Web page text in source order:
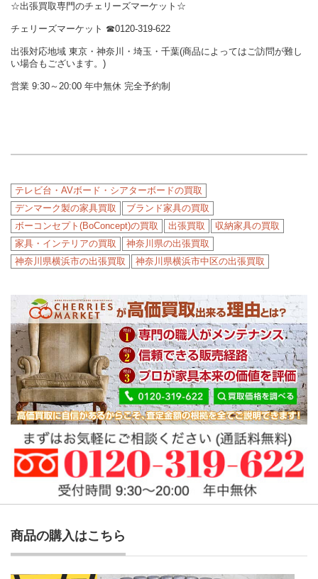
☆出張買取専門のチェリーズマーケット☆
チェリーズマーケット ☎︎0120-319-622
出張対応地域 東京・神奈川・埼玉・千葉(商品によってはご訪問が難し
い場合もございます。)
営業 9:30～20:00 年中無休 完全予約制
テレビ台・AVボード・シアターボードの買取
デンマーク製の家具買取
ブランド家具の買取
ボーコンセプト(BoConcept)の買取
出張買取
収納家具の買取
家具・インテリアの買取
神奈川県の出張買取
神奈川県横浜市の出張買取
神奈川県横浜市中区の出張買取
商品の購入はこちら